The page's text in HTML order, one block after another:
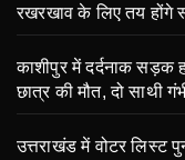
रखरखाव के लिए तय होंगे
काशीपुर में दर्दनाक सड़क
छात्र की मौत, दो साथी
उत्तराखंड में वोटर लिस्ट